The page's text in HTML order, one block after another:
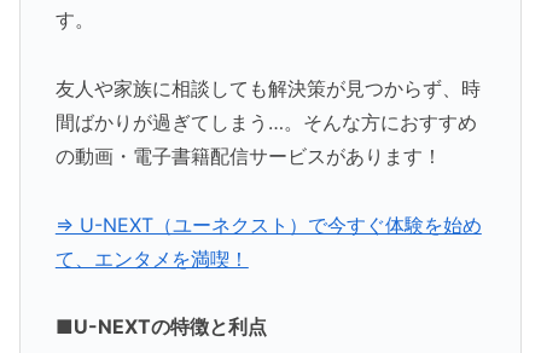
す。
友人や家族に相談しても解決策が見つからず、時
間ばかりが過ぎてしまう…。そんな方におすすめ
の動画・電子書籍配信サービスがあります！
⇒ U-NEXT（ユーネクスト）で今すぐ体験を始め
て、エンタメを満喫！
■U-NEXTの特徴と利点